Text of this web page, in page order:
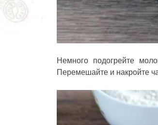
Немного подогрейте
Перемешайте и накройте